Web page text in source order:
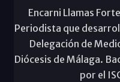
Encarni Llamas
Periodista que
Delegación de
Diócesis de Málaga.
por el